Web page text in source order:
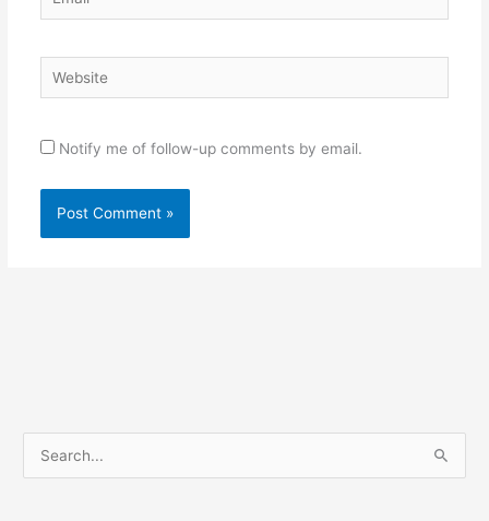
Website
Notify me of follow-up comments by email.
e